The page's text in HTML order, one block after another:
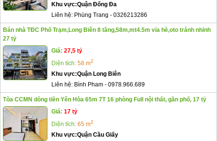
Khu vực:Quận Đống Đa
Liên hệ: Phùng Trang - 0326213286
Bán nhà TĐC Phố Trạm,Long Biên 8 tầng,58m,mt4.5m vỉa hè,oto tránh nhỉnh
27 tỷ
Giá: 27,5 tỷ
Diện tích: 58 m2
Khu vực:Quận Long Biên
Liên hệ: Bình Pham - 0978.966.689
Tòa CCMN dòng tiền Yên Hòa 65m 7T 16 phòng Full nội thất, gần phố, 17 tỷ
Giá: 17 tỷ
Diện tích: 65 m2
Khu vực:Quận Cầu Giấy